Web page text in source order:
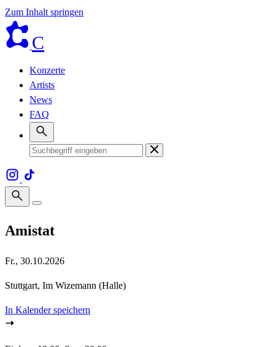
Zum Inhalt springen
C
Konzerte
Artists
News
FAQ
Amistat
Fr., 30.10.2026
Stuttgart, Im Wizemann (Halle)
In Kalender speichern